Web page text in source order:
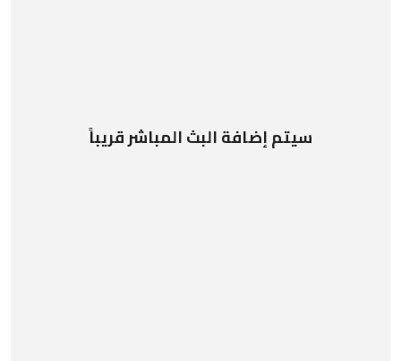
سيتم إضافة البث المباشر قريباً